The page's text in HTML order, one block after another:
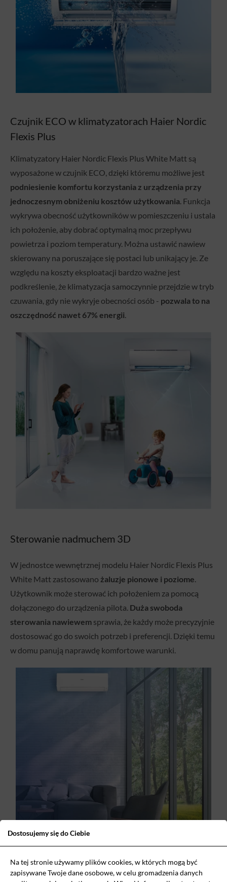
Czujnik ECO w klimatyzatorach Haier Nordic
Flexis Plus
Klimatyzatory Haier Nordic Flexis Plus White Matt są
wyposażone w czujnik ECO, dzięki któremu możliwe jest
podniesienie komfortu korzystania z urządzenia przy
jednoczesnym obniżeniu kosztów użytkowania. Funkcja
wykrywa obecność użytkowników w pomieszczeniu i ustala
ich położenie, aby dobrać optymalną moc przepływu
powietrza i poziom temperatury. Można ustawić nawiew
skierowany na poruszające się postaci lub unikający je. Ze
względu na koszty eksploatacji bardzo ważne jest
podkreślenie, że klimatyzacja samoczynnie przejdzie w tryb
czuwania, gdy nie wykryje obecności osób - pozwala to na
oszczędność nawet 67% energii.
Sterowanie nadmuchem 3D
W jednostce wewnętrznej modelu Haier Nordic Flexis Plus
White Matt zastosowano żaluzje pionowe i poziome.
Użytkownik może sterować ich położeniem za pomocą
dołączonego do urządzenia pilota. Duża swoboda
sterowania nawiewem sprawia, że każdy może precyzyjnie
dostosować go do swoich potrzeb i preferencji. Dzięki temu
w domu panują naprawdę komfortowe warunki.
Cicha praca jednostki wewnętrznej*
Dostosujemy się do Ciebie
Na tej stronie używamy plików cookies, w których mogą być
zapisywane Twoje dane osobowe, w celu gromadzenia danych